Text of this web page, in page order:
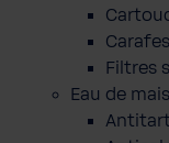
Filtres
Eau de